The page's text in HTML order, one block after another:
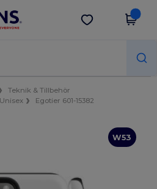
Hämta app
Teknik & Tillbehör
Unisex Egotier 601-15382
W53